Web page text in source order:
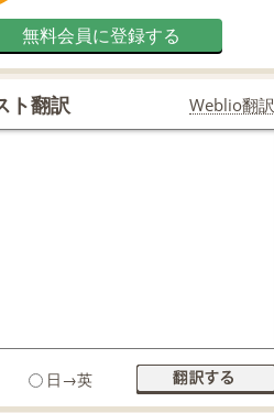
無料会員に登録する
ト翻訳 Weblio翻訳
日→英